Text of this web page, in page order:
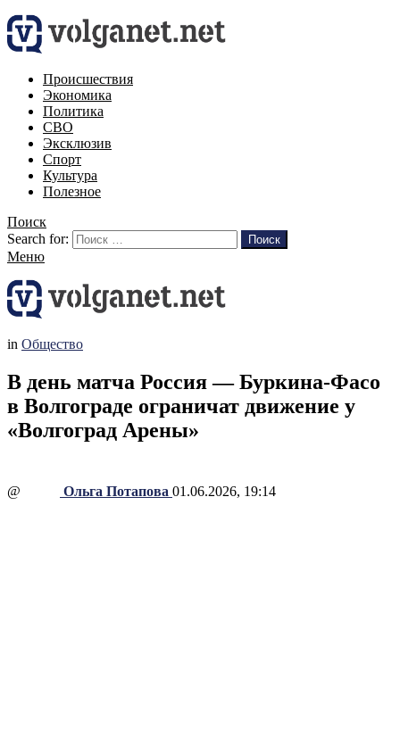
Происшествия
Экономика
Политика
СВО
Эксклюзив
Спорт
Культура
Полезное
Поиск
Search for:
Поиск
Меню
in Общество
В день матча Россия — Буркина-Фасо
в Волгограде ограничат движение у
«Волгоград Арены»
@ Ольга Потапова 01.06.2026, 19:14